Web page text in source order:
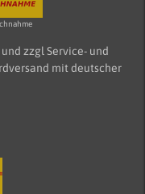
zzgl Service- und
mit deutscher